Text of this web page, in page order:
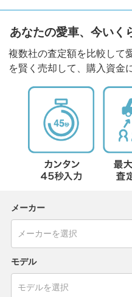
あなたの愛車、今いく
複数社の査定額を比較して
を賢く売却して、購入資金
メーカー
モデル